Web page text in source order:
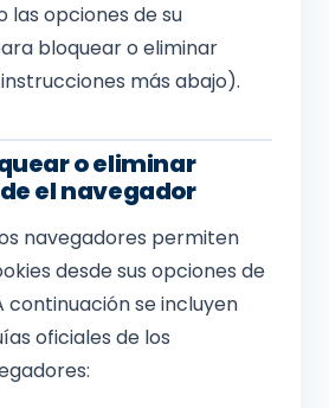
las opciones de su
bloquear o eliminar
más abajo).
o eliminar
el navegador
navegadores permiten
desde sus opciones de
continuación se incluyen
oficiales de los